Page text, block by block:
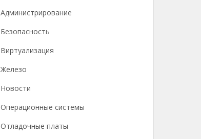
Администрирование
Безопасность
Виртуализация
Железо
Новости
Операционные системы
Отладочные платы